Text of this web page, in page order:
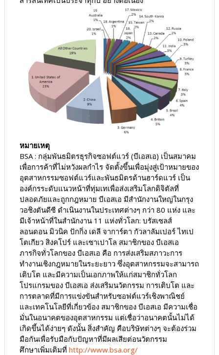
หมายเหตุ
BSA : กลุ่มพันธมิตรธุรกิจซอฟต์แวร์ (บีเอสเอ) เป็นสมาคม
เพื่อการค้าที่ไม่หวังผลกำไร จัดตั้งขึ้นเพื่อมุ่งสู่เป้าหมายของ
อุตสาหกรรมซอฟต์แวร์และพันธมิตรด้านฮาร์ดแวร์ เป็น
องค์กรระดับแนวหน้าที่ทุ่มเทเพื่อส่งเสริมโลกดิจิตัลที่
ปลอดภัยและถูกกฎหมาย บีเอสเอ มีสำนักงานใหญ่ในกรุง
วอชิงตันดีซี ดำเนินงานในประเทศต่างๆ กว่า 80 แห่ง และ
มีเจ้าหน้าที่ในสำนักงาน 11 แห่งทั่วโลก: บรัสเซลส์
ลอนดอน มิวนิค ปักกิ่ง เดลี จาการ์ตา กัวลาลัมเปอร์ ไทเป
โตเกียว สิงคโปร์ และเซาเปาโล สมาชิกของ บีเอสเอ
ภารกิจทั่วโลกของ บีเอสเอ คือ การส่งเสริมสภาวะการ
ทำงานเชิงกฎหมายในระยะยาว ซึ่งอุตสาหกรรมจะสามารถ
เติบโต และมีความเป็นเอกภาพให้แก่สมาชิกทั่วโลก
โปรแกรมของ บีเอสเอ ส่งเสริมนวัตกรรม การเติบโต และ
การตลาดที่มีการแข่งขันสำหรับซอฟต์แวร์เชิงพาณิชย์
และเทคโนโลยีที่เกี่ยวข้อง สมาชิกของ บีเอสเอ มีความเชื่อ
มั่นในอนาคตของอุตสาหกรรม แต่เชื่อว่าอนาคตนั้นไม่ได้
เกิดขึ้นได้ง่ายๆ ดังนั้น สิ่งสำคัญ คือบริษัทต่างๆ จะต้องร่วม
มือกันเพื่อรับมือกับปัญหาที่มีผลเสียต่อนวัตกรรม
ศึกษาเพิ่มเติมที่ http://www.bsa.org/